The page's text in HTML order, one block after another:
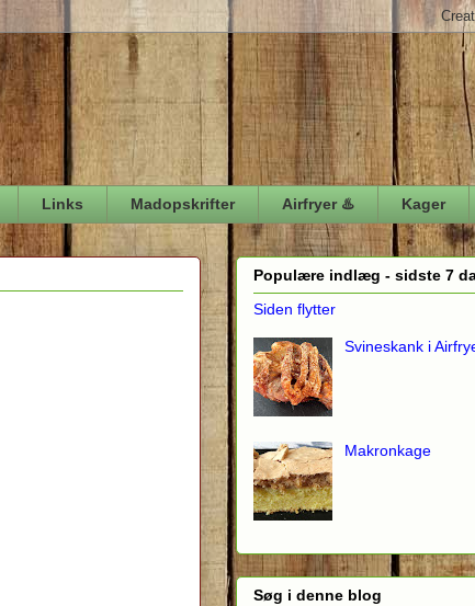
Links Madopskrifter Airfryer ♨️ Kager
Populære indlæg - sidste 7
Siden flytter
Svineskank i
Makronkage
Søg i denne blog